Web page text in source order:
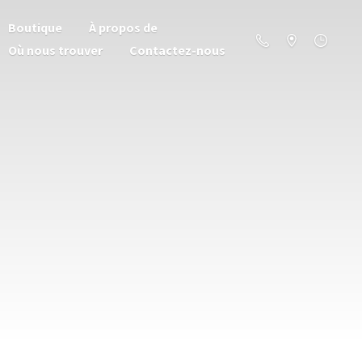
Boutique
À propos de
Où nous trouver
Contactez-nous